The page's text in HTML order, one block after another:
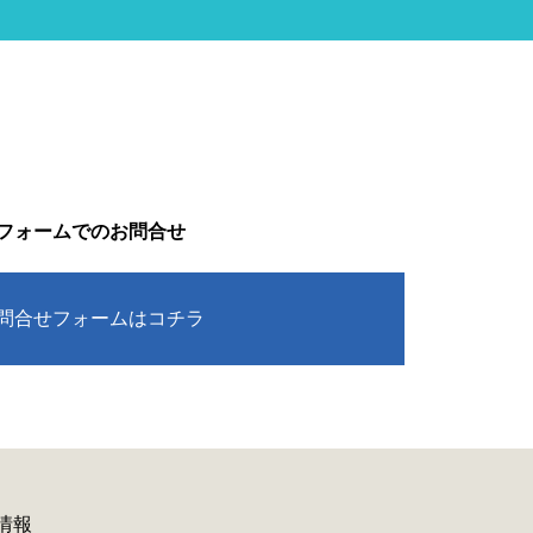
ォームでのお問合せ
合せフォームはコチラ
報